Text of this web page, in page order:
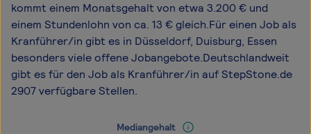
kommt einem Monatsgehalt von etwa 3.200 € und
einem Stundenlohn von ca. 13 € gleich.Für einen Job als
Kranführer/in gibt es in Düsseldorf, Duisburg, Essen
besonders viele offene Jobangebote.Deutschlandweit
gibt es für den Job als Kranführer/in auf StepStone.de
2907 verfügbare Stellen.
Mediangehalt